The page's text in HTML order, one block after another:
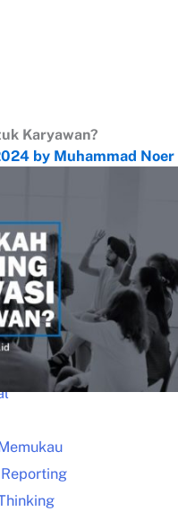
Zoom (PDF)
Reporting
Karyawan?
by Muhammad Noer